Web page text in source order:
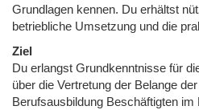
Grundlagen kennen. Du erhältst
betriebliche Umsetzung und die
Ziel
Du erlangst Grundkenntnisse für
über die Vertretung der Belange
Berufsausbildung Beschäftigten